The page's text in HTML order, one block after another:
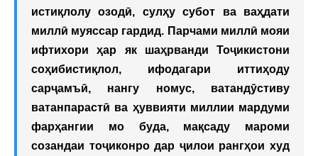
истиқлолу озодӣ, сулҳу субот ва ваҳдати
миллӣ муяссар гардид. Парчами миллӣ мояи
ифтихори ҳар як шаҳрванди Тоҷикистони
соҳибистиқлол, ифодагари иттиҳоду
сарҷамъӣ, нангу номус, ватандӯстиву
ватанпарастӣ ва ҳуввияти миллии мардуми
фарҳангии мо буда, мақсаду мароми
созандаи тоҷиконро дар ҷилои рангҳои худ